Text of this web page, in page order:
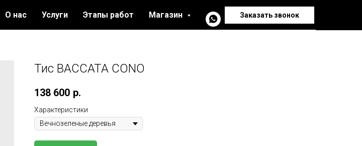
О нас Услуги Этапы работ Магазин Заказать звонок
Тис BACCATA CONO
138 600 р.
Характеристики